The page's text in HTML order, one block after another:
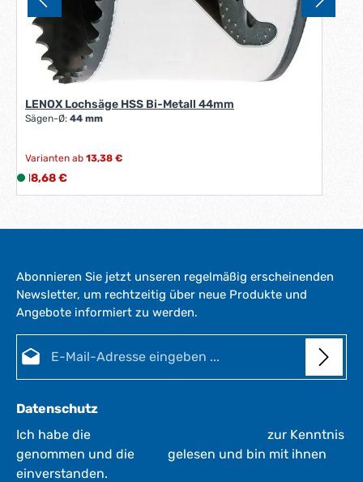
LENOX Lochsäge HSS Bi-Metall 44mm
Sägen-Ø:44 mm
Varianten ab 13,38 €
Regulärer Preis:
L
i
f
z
e
i
t
:
1
-
W
e
r
k
18,68 €
Abonnieren Sie jetzt unseren regelmäßig erscheinenden
Newsletter, um rechtzeitig über neue Produkte und
Angebote informiert zu werden.
Datenschutz
Ich habe die
zur Kenntnis
genommen und die
gelesen und bin mit ihnen
einverstanden.